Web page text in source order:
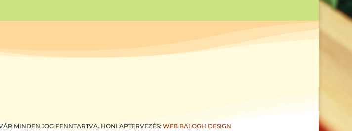
MINDEN JOG FENNTARTVA. HONLAPTERVEZÉS:WEB BALOGH DESIGN